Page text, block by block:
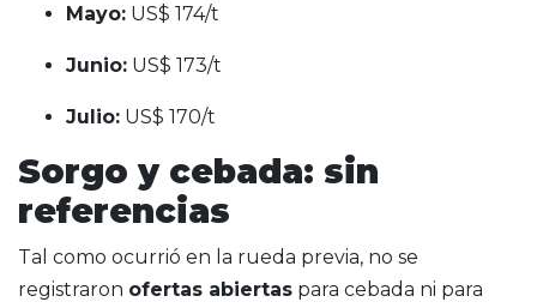
Mayo: US$ 174/t
Junio: US$ 173/t
Julio: US$ 170/t
Sorgo y cebada: sin
referencias
Tal como ocurrió en la rueda previa, no se
registraron ofertas abiertas para cebada ni para